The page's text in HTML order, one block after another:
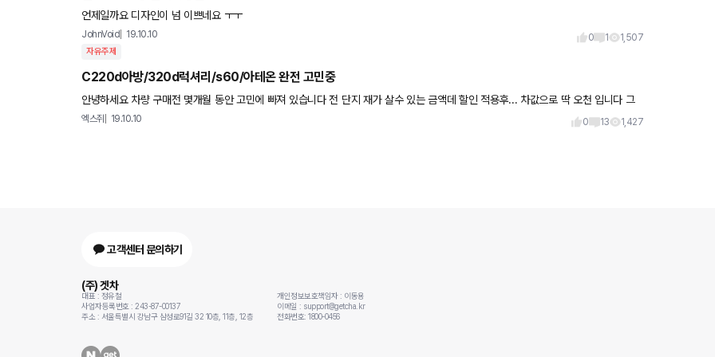
언제일까요 디자인이 넘 이쁘네요 ㅜㅜ
JohnVoid 19.10.10 0 1 1,507
자유주제
C220d아방/320d럭셔리/s60/아테온 완전 고민중
안녕하세요 차량 구매전 몇개월 동안 고민에 빠져 있습니다 전 단지 재가 살수 있는 금액데 할인 적용후... 차값으로 딱 오천 입니다 그
이상은 투자하지 않을 생각입니다 오천대 근접한 차량으로 제가
엑스쥐 19.10.10 0 13 1,427
고객센터 문의하기
(주) 겟차
대표 : 정유철
사업자등록번호 : 243-87-00137
주소 : 서울특별시 강남구 삼성로91길 32 10층, 11층, 12층
개인정보보호책임자 : 이동용
이메일 : support@getcha.kr
전화번호: 1800-0456